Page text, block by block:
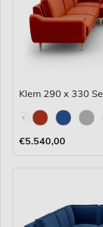
Klem 290 x 330
Stoff
€5.540,00